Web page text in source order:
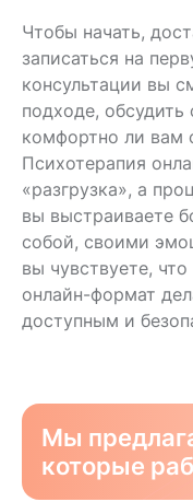
Чтобы начать,
записаться на
консультации вы
подходе,
комфортно ли вам
Психотерапия
«разгрузка», а
вы выстраиваете
собой, своими
вы чувствуете,
онлайн-формат
доступным и
Мы
которые